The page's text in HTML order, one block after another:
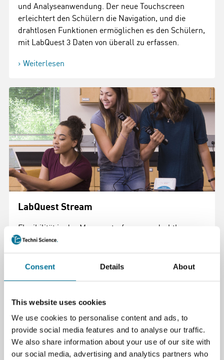
Consent Details About
This website uses cookies
We use cookies to personalise content and ads, to
provide social media features and to analyse our traffic.
We also share information about your use of our site with
our social media, advertising and analytics partners who
und Analyseanwendung. Der neue Touchscreen
erleichtert den Schülern die Navigation, und die
drahtlosen Funktionen ermöglichen es den Schülern,
mit LabQuest 3 Daten von überall zu erfassen.
Weiterlesen
LabQuest Stream
Flexibilität in der Messwerterfassung: drahtlos per
Bluetooth oder per USB.
Messwerterfassung, mit dem Sie alle Freiheiten im
Unterricht haben: Nutzen Sie Tablets oder
Sie das Interface über USB an einen Laptop oder
stationären Computer an – und erfassen Sie Daten
mehrerer Sensoren gleichzeitig.